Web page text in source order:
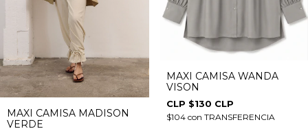
MAXI CAMISA MADISON
VERDE
MAXI CAMISA WANDA
VISON
$130 CLP
$104 con TRANSFERENCIA